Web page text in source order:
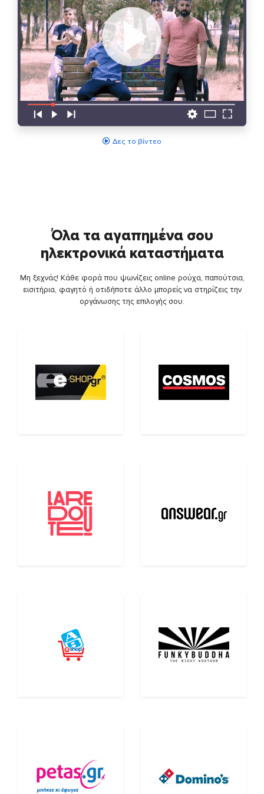
Δες το βίντεο
Όλα τα αγαπημένα σου
ηλεκτρονικά καταστήματα
Μη ξεχνάς! Κάθε φορά που ψωνίζεις online ρούχα, παπούτσια,
εισιτήρια, φαγητό ή οτιδήποτε άλλο μπορείς να στηρίζεις την
οργάνωσης της επιλογής σου.